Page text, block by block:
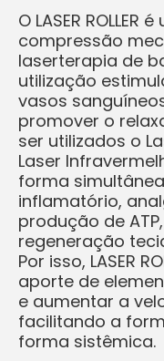
O LASER
compressão
laserterapia de
utilização
vasos
promover o
ser utilizados o
Laser
forma
inflamatório,
produção de
regeneração
Por isso, LASER
aporte de
e aumentar a
facilitando a
forma sistêmica.